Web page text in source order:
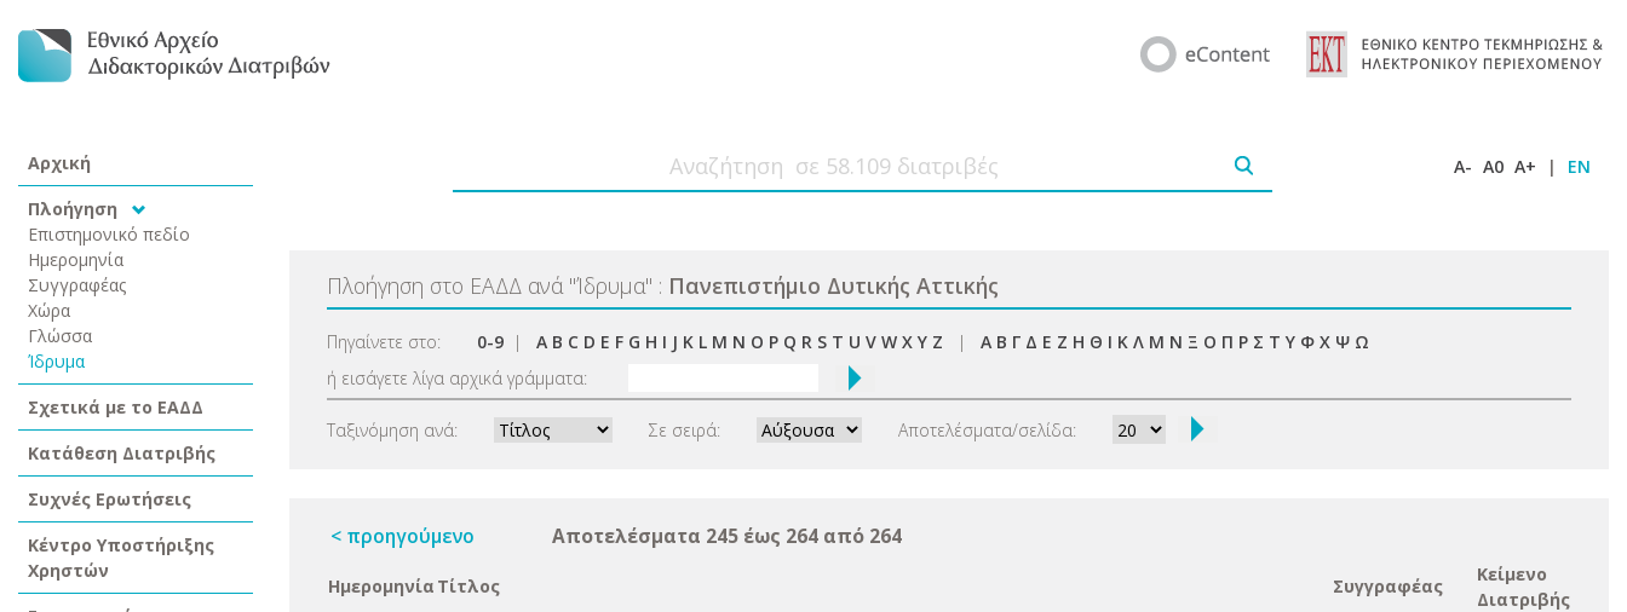
Αρχική
Πλοήγηση
Επιστημονικό πεδίο
Ημερομηνία
Συγγραφέας
Χώρα
Γλώσσα
Ίδρυμα
Σχετικά με το ΕΑΔΔ
Κατάθεση Διατριβής
Συχνές Ερωτήσεις
Κέντρο Υποστήριξης
Χρηστών
A- A0 A+ | EN
Πλοήγηση στο ΕΑΔΔ ανά "Ίδρυμα" : Πανεπιστήμιο Δυτικής Αττικής
Πηγαίνετε στο: 0-9 | A B C D E F G H I J K L M N O P Q R S T U V W X Y Z | Α Β Γ Δ Ε Ζ Η Θ Ι Κ Λ Μ Ν Ξ Ο Π Ρ Σ Τ Υ Φ Χ Ψ Ω
ή εισάγετε λίγα αρχικά γράμματα:
Ταξινόμηση ανά: Σε σειρά: Αποτελέσματα/σελίδα:
< προηγούμενο Αποτελέσματα 245 έως 264 από 264
Ημερομηνία Τίτλος Συγγραφέας
Κείμενο
Διατριβής